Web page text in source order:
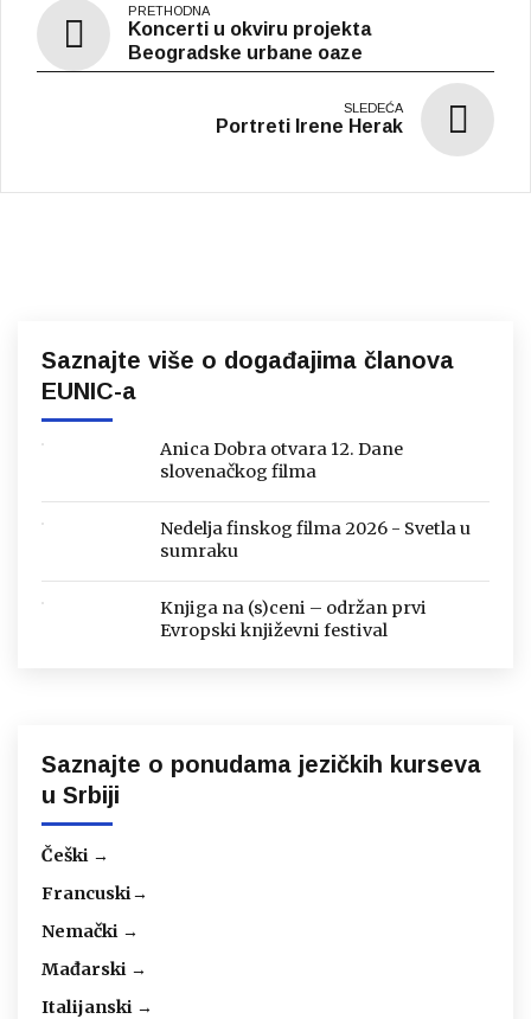
Koncerti u okviru projekta
Beogradske urbane oaze
Portreti Irene Herak
Saznajte više o događajima članova
EUNIC-a
Anica Dobra otvara 12. Dane
slovenačkog filma
Nedelja finskog filma 2026 - Svetla u
sumraku
Knjiga na (s)ceni – održan prvi
Evropski književni festival
Saznajte o ponudama jezičkih kurseva
u Srbiji
Češki →
Francuski→
Nemački →
Mađarski →
Italijanski →